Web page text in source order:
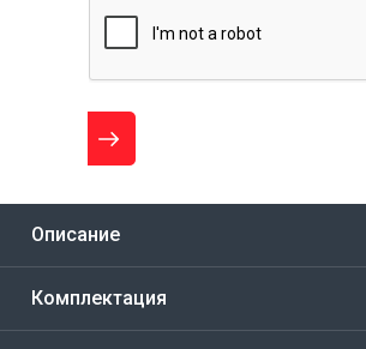
Описание
Комплектация